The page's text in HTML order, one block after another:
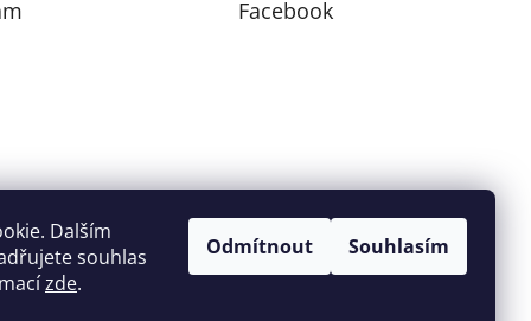
Dalším
souhlas
zde.
Odmítnout Souhlasím
Facebook